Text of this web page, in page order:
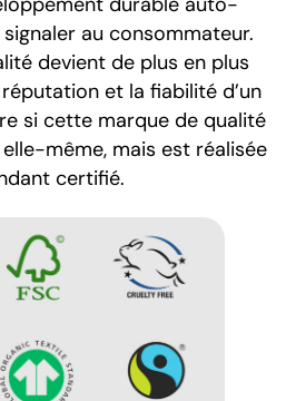
au consommateur.
devient de plus en plus
et la fiabilité d’un
si cette marque de qualité
même, mais est réalisée
certifié.